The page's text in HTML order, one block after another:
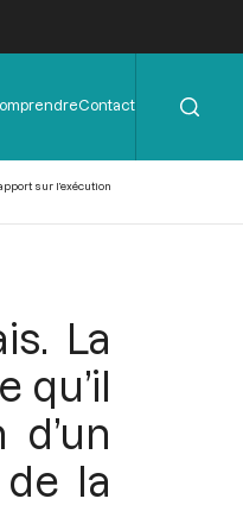
Contact
sur l’exécution
La
qu’il
la